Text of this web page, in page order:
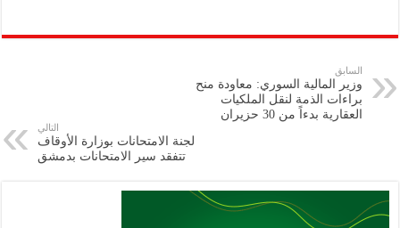
p
y
Li
n
eb
k
tt
nt
at
A
p
gr
ai
ar
السابق
وزير المالية السوري: معاودة منح
براءات الذمة لنقل الملكيات
العقارية بدءاً من 30 حزيران
التالي
لجنة الامتحانات بوزارة الأوقاف
تتفقد سير الامتحانات بدمشق